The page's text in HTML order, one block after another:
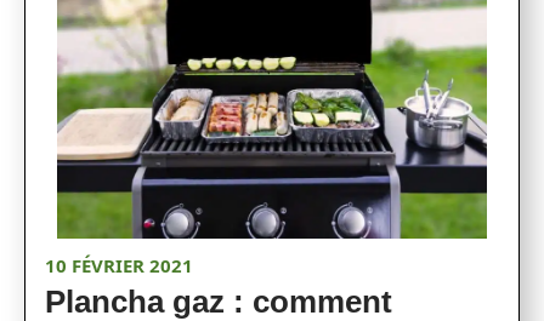
10 FÉVRIER 2021
Plancha gaz : comment